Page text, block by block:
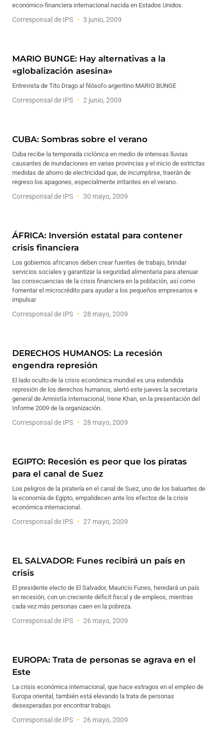
económico-financiera internacional nacida en Estados Unidos.
Corresponsal de IPS 3 junio, 2009
MARIO BUNGE: Hay alternativas a la
«globalización asesina»
Entrevista de Tito Drago al filósofo argentino MARIO BUNGE
Corresponsal de IPS 2 junio, 2009
CUBA: Sombras sobre el verano
Cuba recibe la temporada ciclónica en medio de intensas lluvias
causantes de inundaciones en varias provincias y el inicio de estrictas
medidas de ahorro de electricidad que, de incumplirse, traerán de
regreso los apagones, especialmente irritantes en el verano.
Corresponsal de IPS 30 mayo, 2009
ÁFRICA: Inversión estatal para contener
crisis financiera
Los gobiernos africanos deben crear fuentes de trabajo, brindar
servicios sociales y garantizar la seguridad alimentaria para atenuar
las consecuencias de la crisis financiera en la población, así como
fomentar el microcrédito para ayudar a los pequeños empresarios e
impulsar
Corresponsal de IPS 28 mayo, 2009
DERECHOS HUMANOS: La recesión
engendra represión
El lado oculto de la crisis económica mundial es una extendida
represión de los derechos humanos, alertó este jueves la secretaria
general de Amnistía Internacional, Irene Khan, en la presentación del
Informe 2009 de la organización.
Corresponsal de IPS 28 mayo, 2009
EGIPTO: Recesión es peor que los piratas
para el canal de Suez
Los peligros de la piratería en el canal de Suez, uno de los baluartes de
la economía de Egipto, empalidecen ante los efectos de la crisis
económica internacional.
Corresponsal de IPS 27 mayo, 2009
EL SALVADOR: Funes recibirá un país en
crisis
El presidente electo de El Salvador, Mauricio Funes, heredará un país
en recesión, con un creciente déficit fiscal y de empleos, mientras
cada vez más personas caen en la pobreza.
Corresponsal de IPS 26 mayo, 2009
EUROPA: Trata de personas se agrava en el
Este
La crisis económica internacional, que hace estragos en el empleo de
Europa oriental, también está elevando la trata de personas
desesperadas por encontrar trabajo.
Corresponsal de IPS 26 mayo, 2009